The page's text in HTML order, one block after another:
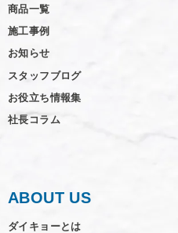
商品一覧
施工事例
お知らせ
スタッフブログ
お役立ち情報集
社長コラム
ABOUT US
ダイキョーとは